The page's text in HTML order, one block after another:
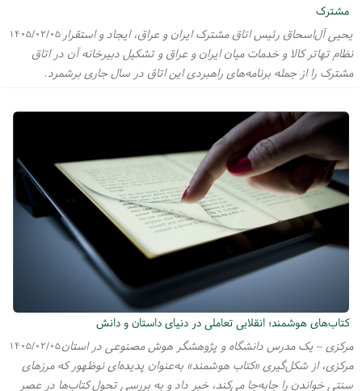
مشترک
۱۴۰۵/۰۲/۰۵ یحیی آل‌اسحاق رئیس اتاق مشترک ایران و عراق، ایجاد و استقرار
نظام تهاتر کالا و خدمات میان ایران و عراق و تشکیل دبیرخانه آن در اتاق
مشترک را از جمله برنامه‌های راهبردی این اتاق در سال جاری برشمرد.
کتاب‌های هوشمند؛ انقلابی تعاملی در دنیای داستان و دانش‌
۱۴۰۵/۰۲/۰۵مرکزی – یک مدرس دانشگاه و پژوهشگر هوش مصنوعی در استان
مرکزی، از شکل‌گیری «کتاب هوشمند» به‌عنوان پدیده‌ای نوظهور که مرزهای
سنتی خواندن را جابه‌جا می‌کند، خبر داد و به بررسی تحول کتاب‌ها در عصر